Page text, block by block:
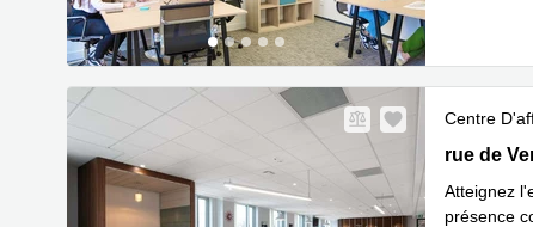
Centre
31 rue de
rue de
Atteignez
présence